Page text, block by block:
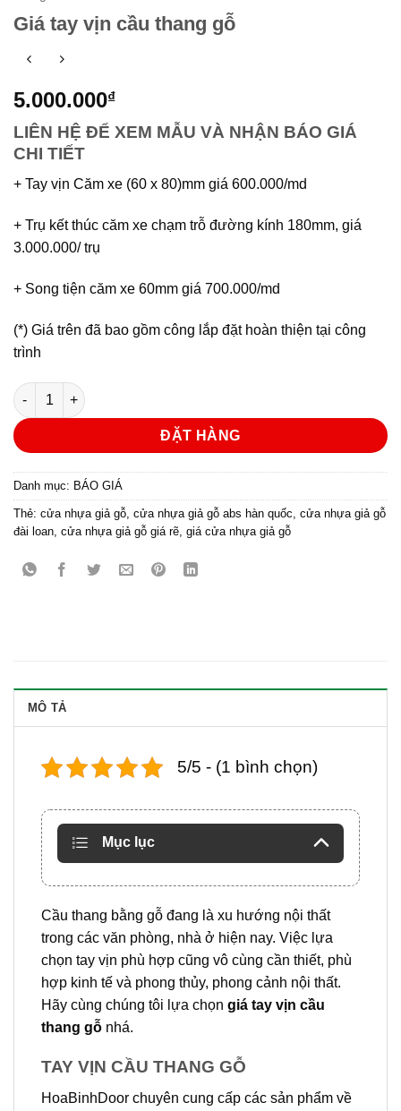
Giá tay vịn cầu thang gỗ
5.000.000₫
LIÊN HỆ ĐỂ XEM MẪU VÀ NHẬN BÁO GIÁ
CHI TIẾT
+ Tay vịn Căm xe (60 x 80)mm giá 600.000/md
+ Trụ kết thúc căm xe chạm trỗ đường kính 180mm, giá
3.000.000/ trụ
+ Song tiện căm xe 60mm giá 700.000/md
(*) Giá trên đã bao gồm công lắp đặt hoàn thiện tại công
trình
Giá tay vịn cầu thang gỗ số lượng
ĐẶT HÀNG
Danh mục: BÁO GIÁ
Thẻ: cửa nhựa giả gỗ cửa nhựa giả gỗ abs hàn quốc cửa nhựa giả gỗ
đài loan cửa nhựa giả gỗ giá rẽ giá cửa nhựa giả gỗ
MÔ TẢ
5/5 - (1 bình chọn)
Mục lục
Cầu thang bằng gỗ đang là xu hướng nội thất
trong các văn phòng, nhà ở hiện nay. Việc lựa
chọn tay vịn phù hợp cũng vô cùng cần thiết, phù
hợp kinh tế và phong thủy, phong cảnh nội thất.
Hãy cùng chúng tôi lựa chọn giá tay vịn cầu
thang gỗ nhá.
TAY VỊN CẦU THANG GỖ
HoaBinhDoor chuyên cung cấp các sản phẩm về